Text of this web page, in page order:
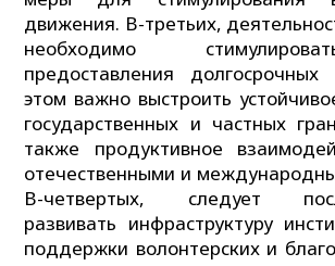
движения. В-третьих,
необходимо
предоставления
этом важно выстроить
государственных и частных
также продуктивное
отечественными и
В-четвертых, следует
развивать инфраструктуру
поддержки волонтерских и